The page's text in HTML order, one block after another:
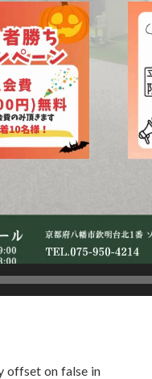
offset on false in